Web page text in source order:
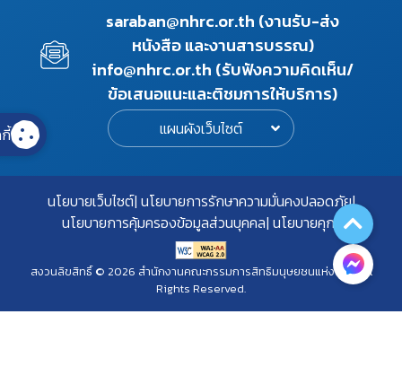
saraban@nhrc.or.th (งานรับ-ส่ง
หนังสือ และงานสารบรรณ)
info@nhrc.or.th (รับฟังความคิดเห็น/
ข้อเสนอแนะและติชมการให้บริการ)
แผนผังเว็บไซต์
นโยบายเว็บไซต์ นโยบายการรักษาความมั่นคงปลอดภัย
นโยบายการคุ้มครองข้อมูลส่วนบุคคล นโยบายคุกกี้
สงวนลิขสิทธิ์ © 2026 สำนักงานคณะกรรมการสิทธิมนุษยชนแห่งชาติ. All
Rights Reserved.